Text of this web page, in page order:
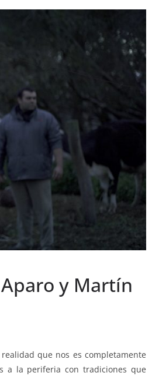
y Martín
que nos es completamente
a la periferia con tradiciones que